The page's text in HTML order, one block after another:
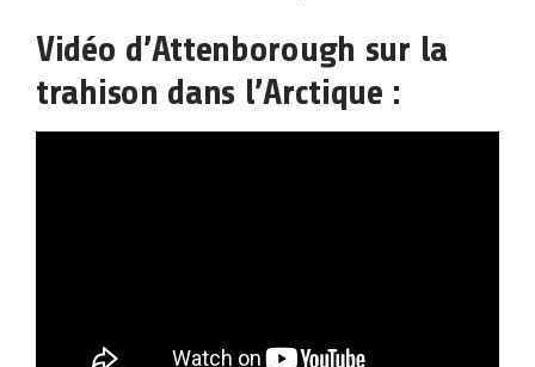
Vidéo d’Attenborough sur la
trahison dans l’Arctique :